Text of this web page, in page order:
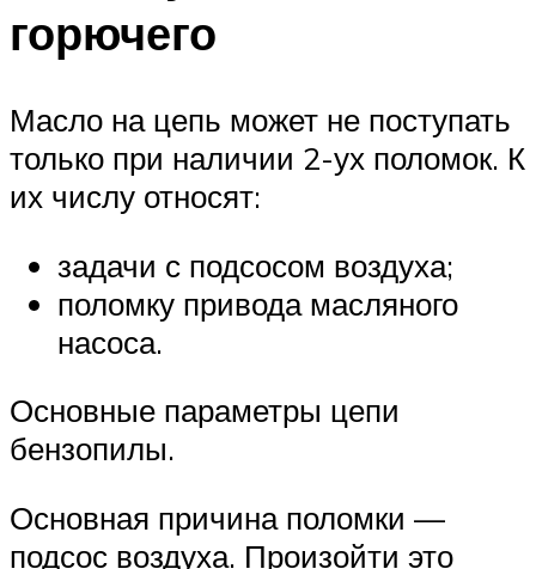
горючего
Масло на цепь может не поступать
только при наличии 2-ух поломок. К
их числу относят:
задачи с подсосом воздуха;
поломку привода масляного
насоса.
Основные параметры цепи
бензопилы.
Основная причина поломки —
подсос воздуха. Произойти это